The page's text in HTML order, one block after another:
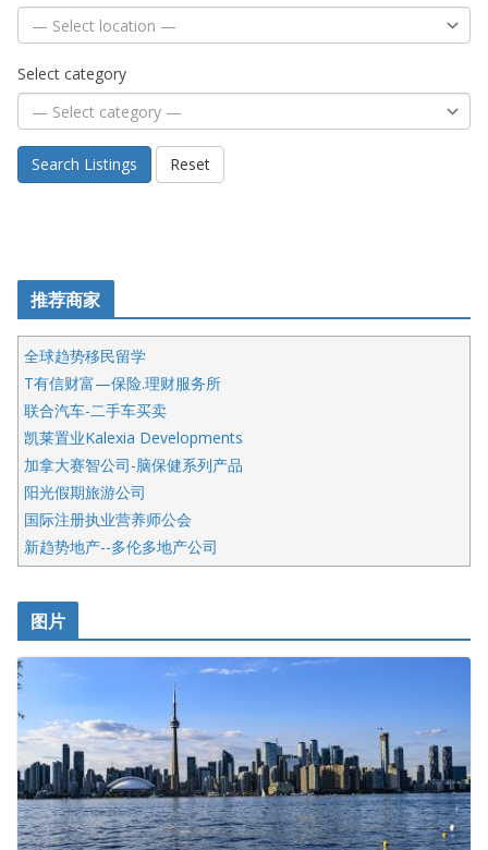
Select category
Search Listings Reset
推荐商家
全球趋势移民留学
T有信财富—保险.理财服务所
联合汽车-二手车买卖
凯莱置业Kalexia Developments
加拿大赛智公司-脑保健系列产品
阳光假期旅游公司
国际注册执业营养师公会
新趋势地产--多伦多地产公司
开明车行KS CAR SALES & SERVICE
健健宝公司
皇后金融集团
正点印艺设计
图片